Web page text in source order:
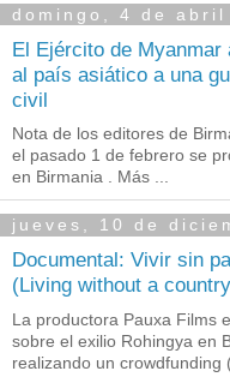
domingo, 4 de abril
El Ejército de Myanmar
al país asiático a una
civil
Nota de los editores de
el pasado 1 de febrero se
en Birmania . Más ...
jueves, 10 de
Documental: Vivir sin
(Living without a
La productora Pauxa Films
sobre el exilio Rohingya en
realizando un crowdfunding